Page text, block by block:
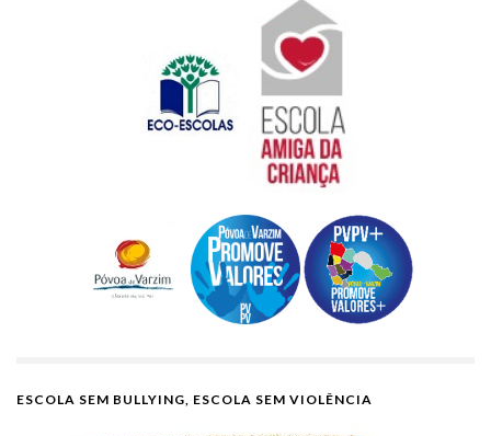
ESCOLA SEM BULLYING, ESCOLA SEM VIOLÊNCIA